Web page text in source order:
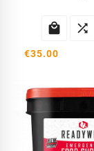
 
€35.00